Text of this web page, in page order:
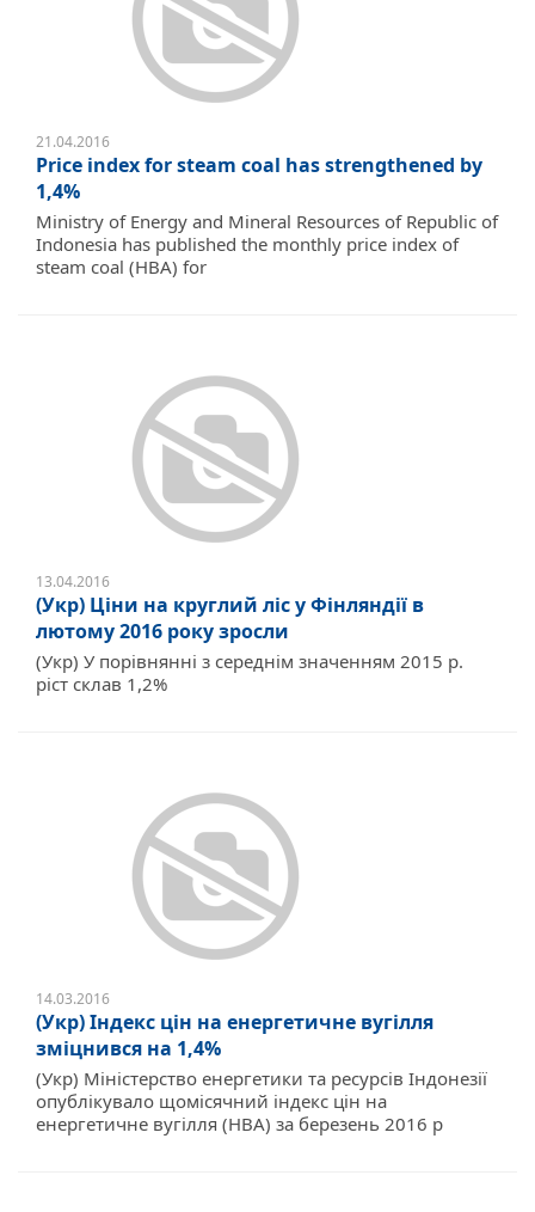
21.04.2016
Price index for steam coal has strengthened by
1,4%
Ministry of Energy and Mineral Resources of Republic of
Indonesia has published the monthly price index of
steam coal (HBA) for
13.04.2016
(Укр) Ціни на круглий ліс у Фінляндії в
лютому 2016 року зросли
(Укр) У порівнянні з середнім значенням 2015 р.
ріст склав 1,2%
14.03.2016
(Укр) Індекс цін на енергетичне вугілля
зміцнився на 1,4%
(Укр) Міністерство енергетики та ресурсів Індонезії
опублікувало щомісячний індекс цін на
енергетичне вугілля (HBA) за березень 2016 р